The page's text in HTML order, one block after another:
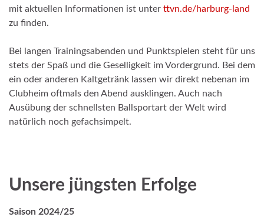
mit aktuellen Informationen ist unter ttvn.de/harburg-land
zu finden.
Bei langen Trainingsabenden und Punktspielen steht für uns
stets der Spaß und die Geselligkeit im Vordergrund. Bei dem
ein oder anderen Kaltgetränk lassen wir direkt nebenan im
Clubheim oftmals den Abend ausklingen. Auch nach
Ausübung der schnellsten Ballsportart der Welt wird
natürlich noch gefachsimpelt.
Unsere jüngsten Erfolge
Saison 2024/25